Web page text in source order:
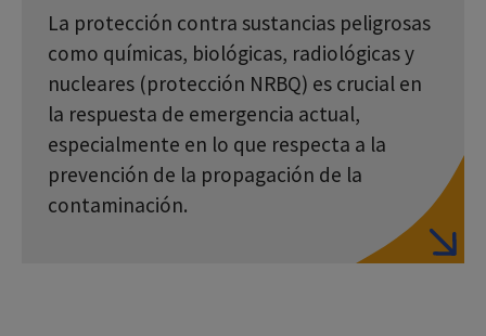
La protección contra sustancias peligrosas
como químicas, biológicas, radiológicas y
nucleares (protección NRBQ) es crucial en
la respuesta de emergencia actual,
especialmente en lo que respecta a la
prevención de la propagación de la
contaminación.